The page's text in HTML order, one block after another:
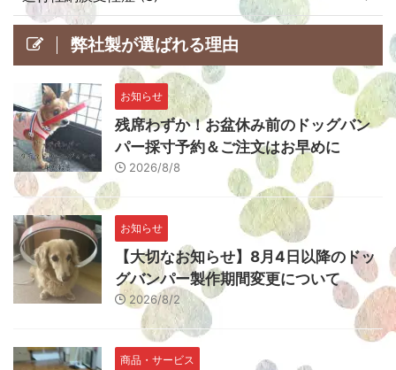
弊社製が選ばれる理由
お知らせ
残席わずか！お盆休み前のドッグバン
パー採寸予約＆ご注文はお早めに
2026/8/8
お知らせ
【大切なお知らせ】8月4日以降のドッ
グバンパー製作期間変更について
2026/8/2
商品・サービス